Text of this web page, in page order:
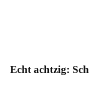
Echt achtzig: